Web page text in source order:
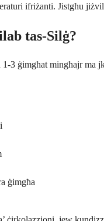
ifriżanti. Jistgħu
tas-Silġ?
3 ġimgħat mingħajr ma
ġimgħa